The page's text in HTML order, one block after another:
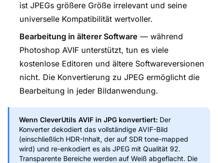
ist JPEGs größere Größe irrelevant und seine
universelle Kompatibilität wertvoller.
Bearbeitung in älterer Software — während
Photoshop AVIF unterstützt, tun es viele
kostenlose Editoren und ältere Softwareversionen
nicht. Die Konvertierung zu JPEG ermöglicht die
Bearbeitung in jeder Bildanwendung.
Wenn CleverUtils AVIF in JPG konvertiert: Der
Konverter dekodiert das vollständige AVIF-Bild
(einschließlich HDR-Inhalt, der auf SDR tone-mapped
wird) und re-enkodiert es als JPEG mit Qualität 92.
Transparente Bereiche werden auf Weiß abgeflacht. Die